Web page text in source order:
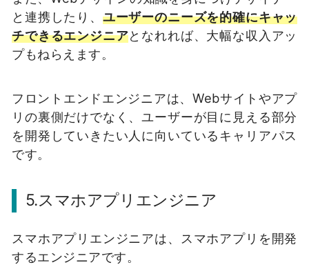
と連携したり、 ユーザーのニーズを的確にキャッ
チできるエンジニアとなれれば、大幅な収入アッ
プもねらえます。
フロントエンドエンジニアは、Webサイトやアプ
リの裏側だけでなく、ユーザーが目に見える部分
を開発していきたい人に向いているキャリアパス
です。
5.スマホアプリエンジニア
スマホアプリエンジニアは、スマホアプリを開発
するエンジニアです。